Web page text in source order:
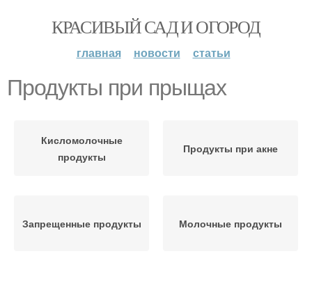
КРАСИВЫЙ САД И ОГОРОД
главная новости статьи
Продукты при прыщах
Кисломолочные
продукты
Продукты при акне
Запрещенные продукты Молочные продукты